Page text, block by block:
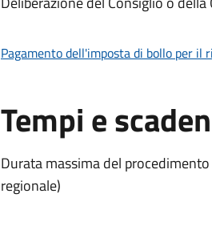
Pagamento dell'imposta di bollo per il
Tempi e
Durata massima del
regionale)